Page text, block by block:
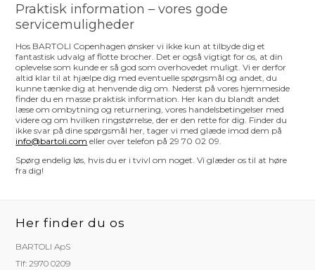
Praktisk information – vores gode
servicemuligheder
Hos BARTOLI Copenhagen ønsker vi ikke kun at tilbyde dig et
fantastisk udvalg af flotte brocher. Det er også vigtigt for os, at din
oplevelse som kunde er så god som overhovedet muligt. Vi er derfor
altid klar til at hjælpe dig med eventuelle spørgsmål og andet, du
kunne tænke dig at henvende dig om. Nederst på vores hjemmeside
finder du en masse praktisk information. Her kan du blandt andet
læse om ombytning og returnering, vores handelsbetingelser med
videre og om hvilken ringstørrelse, der er den rette for dig. Finder du
ikke svar på dine spørgsmål her, tager vi med glæde imod dem på
info@bartoli.com eller over telefon på 29 70 02 09.
Spørg endelig løs, hvis du er i tvivl om noget. Vi glæder os til at høre
fra dig!
Her finder du os
BARTOLI ApS
Tlf: 2970 0209